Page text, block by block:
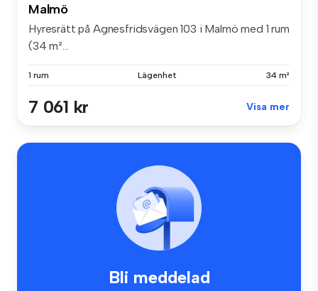
Malmö
Hyresrätt på Agnesfridsvägen 103 i Malmö med 1 rum
(34 m²...
1 rum Lägenhet 34 m²
7 061 kr Visa mer
Bli meddelad